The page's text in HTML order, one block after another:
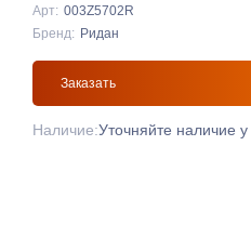
Арт: 003Z5702R
Бренд: Ридан
Заказать
Наличие:Уточняйте наличие